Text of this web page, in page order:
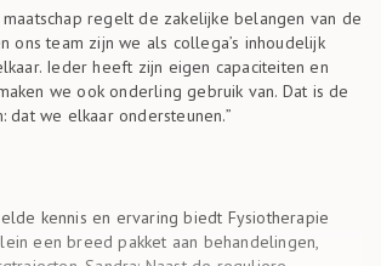
maatschap regelt de zakelijke belangen van de
ons team zijn we als collega’s inhoudelijk
Ieder heeft zijn eigen capaciteiten en
we ook onderling gebruik van. Dat is de
dat we elkaar ondersteunen.”
kennis en ervaring biedt Fysiotherapie
een breed pakket aan behandelingen,